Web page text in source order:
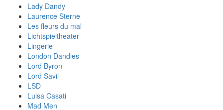
Lady Dandy
Laurence Sterne
Les fleurs du mal
Lichtspieltheater
Lingerie
London Dandies
Lord Byron
Lord Savil
LSD
Luisa Casati
Mad Men